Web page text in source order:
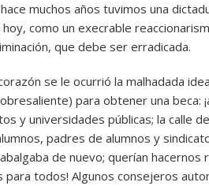
muchos años tuvimos una
como un execrable
que debe ser erradicada.
se le ocurrió la malhadada
para obtener una beca:
y universidades públicas; la calle
padres de alumnos y
de nuevo; querían
para todos! Algunos consejeros